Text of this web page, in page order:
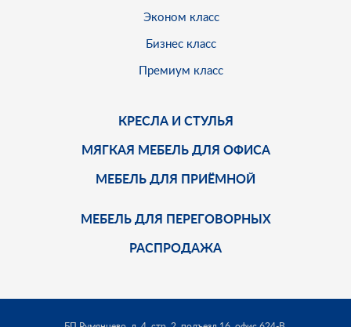
Эконом класс
Бизнес класс
Премиум класс
КРЕСЛА И СТУЛЬЯ
МЯГКАЯ МЕБЕЛЬ ДЛЯ ОФИСА
МЕБЕЛЬ ДЛЯ ПРИЁМНОЙ
МЕБЕЛЬ ДЛЯ ПЕРЕГОВОРНЫХ
РАСПРОДАЖА